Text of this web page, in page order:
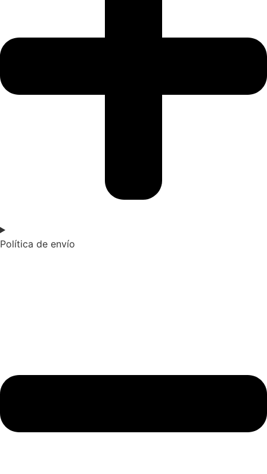
Política de envío